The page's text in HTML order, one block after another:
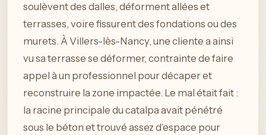
soulèvent des dalles, déforment allées et
terrasses, voire fissurent des fondations ou des
murets. À Villers-lès-Nancy, une cliente a ainsi
vu sa terrasse se déformer, contrainte de faire
appel à un professionnel pour décaper et
reconstruire la zone impactée. Le mal était fait :
la racine principale du catalpa avait pénétré
sous le béton et trouvé assez d’espace pour